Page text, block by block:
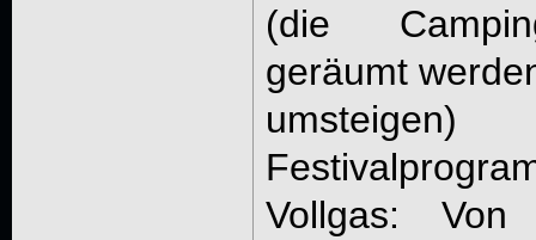
(die
geräumt
Vollgas: